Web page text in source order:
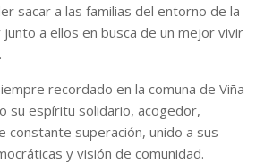
sacar a las familias del entorno de la
a ellos en busca de un mejor vivir
recordado en la comuna de Viña
su espíritu solidario, acogedor,
constante superación, unido a sus
y visión de comunidad.